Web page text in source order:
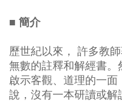
■ 簡介
歷世紀以來， 許多教
無數的註釋和解經書
啟示客觀、道理的一
說，沒有一本研讀或解